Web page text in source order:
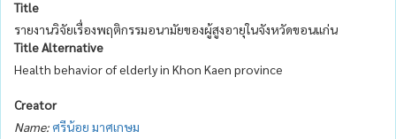
Title
รายงานวิจัยเรื่องพฤติกรรมอนามัยของผู้สูงอายุในจังหวัดขอนแก่น
Title Alternative
Health behavior of elderly in Khon Kaen province
Creator
Name: ศรีน้อย มาศเกษม